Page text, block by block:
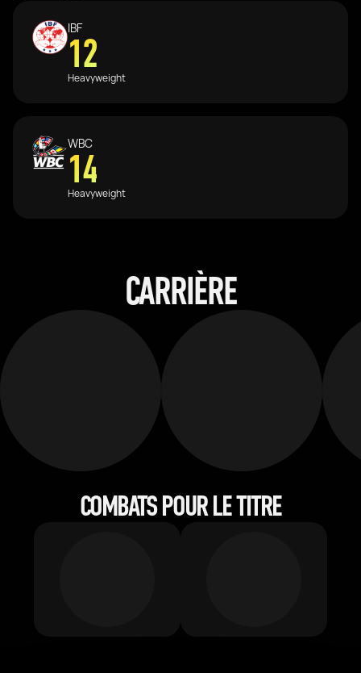
IBF
12
Heavyweight
WBC
14
Heavyweight
CARRIÈRE
COMBATS POUR LE TITRE